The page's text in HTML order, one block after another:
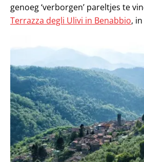
genoeg ‘verborgen’ pareltjes te
Terrazza degli Ulivi in Benabbio,